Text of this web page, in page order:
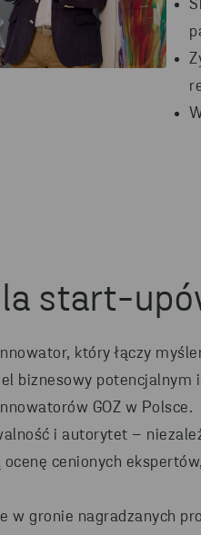
start-
który łączy
biznesowy
GOZ w Polsce.
i autorytet –
ocenę cenionych
w gronie nagradzanych